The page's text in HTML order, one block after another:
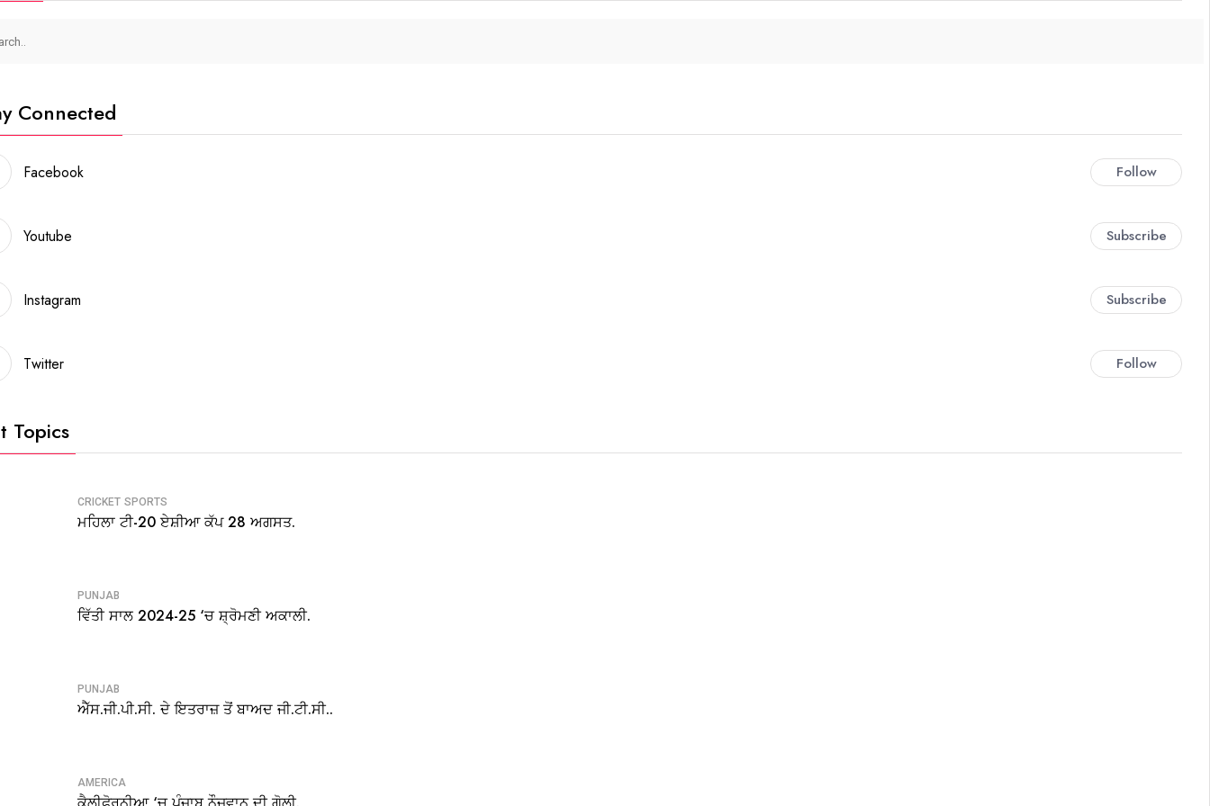
Connected
Facebook Follow
Youtube Subscribe
Instagram Subscribe
Twitter Follow
Topics
CRICKET SPORTS
ਮਹਿਲਾ ਟੀ-20 ਏਸ਼ੀਆ ਕੱਪ 28 ਅਗਸਤ.
PUNJAB
ਵਿੱਤੀ ਸਾਲ 2024-25 ‘ਚ ਸ਼੍ਰੋਮਣੀ ਅਕਾਲੀ.
PUNJAB
ਐੱਸ.ਜੀ.ਪੀ.ਸੀ. ਦੇ ਇਤਰਾਜ਼ ਤੋਂ ਬਾਅਦ ਜੀ.ਟੀ.ਸੀ..
AMERICA